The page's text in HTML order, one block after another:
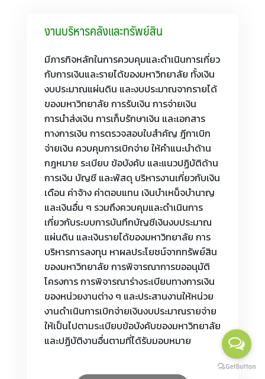
งานบริหารคลังและทรัพย์สิน
มีภารกิจหลักในการควบคุมและดำเนินการเกี่ยว
กับการเงินและรายได้ของมหาวิทยาลัย ทั้งเงิน
งบประมาณแผ่นดิน และงบประมาณจากรายได้
ของมหาวิทยาลัย การรับเงิน การจ่ายเงิน
การนำส่งเงิน การเก็บรักษาเงิน และเอกสาร
ทางการเงิน การตรวจสอบใบสำคัญ ฎีกาเบิก
จ่ายเงิน ควบคุมการเบิกจ่าย ให้คำแนะนำด้าน
กฎหมาย ระเบียบ ข้อบังคับ และแนวปฏิบัติด้าน
การเงิน บัญชี และพัสดุ บริหารงานเกี่ยวกับเงิน
เดือน ค่าจ้าง ค่าตอบแทน เงินบำเหน็จบำนาญ
และเงินอื่น ๆ รวมถึงควบคุมและดำเนินการ
เกี่ยวกับระบบการบันทึกบัญชีเงินงบประมาณ
แผ่นดิน และเงินรายได้ของมหาวิทยาลัย การ
บริหารการลงทุน หาผลประโยชน์จากทรัพย์สิน
ของมหาวิทยาลัย การพิจารณาการขออนุมัติ
โครงการ การพิจารณาร่างระเบียบทางการเงิน
ของหน่วยงานต่าง ๆ และประสานงานให้หน่วย
งานดำเนินการเบิกจ่ายเงินงบประมาณรายจ่าย
ให้เป็นไปตามระเบียบข้อบังคับของมหาวิทยาลัย
และปฏิบัติงานอื่นตามที่ได้รับมอบหมาย